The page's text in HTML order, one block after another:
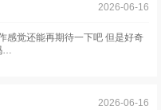
2026-06-16
感觉还能再期待一下吧 但是好奇
…
2026-06-16